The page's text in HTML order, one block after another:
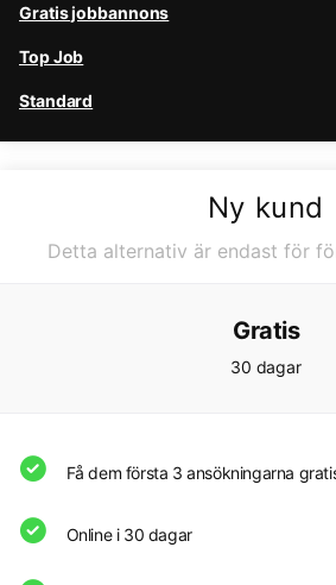
Gratis jobbannons
Top Job
Standard
Ny kund
Detta alternativ är endast för
Gratis
30 dagar
Få dem första 3 ansökningarna
Online i 30 dagar